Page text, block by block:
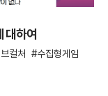
대하여
컬처 수집형게임